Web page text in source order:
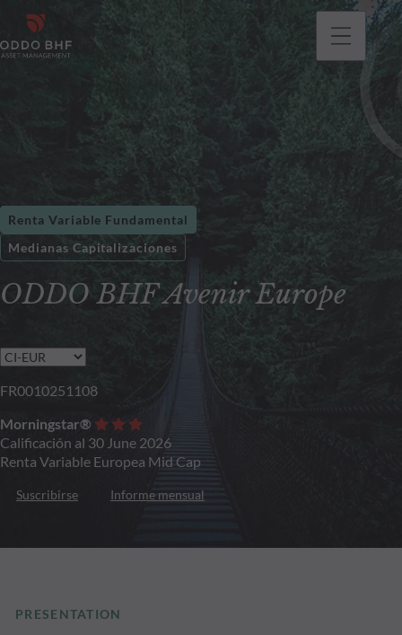
ODDO BHF Avenir Europe
Renta Variable Fundamental
Medianas Capitalizaciones
FR0010251108
Morningstar®
Calificación al 30 June 2026
Renta Variable Europea Mid Cap
Suscribirse Informe mensual
PRESENTATION